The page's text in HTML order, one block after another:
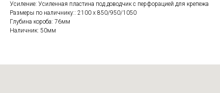
Усиление: Усиленная пластина под доводчик с перфорацией для крепежа
Размеры по наличнику:: 2100 х 850/950/1050
Глубина короба: 76мм
Наличник: 50мм